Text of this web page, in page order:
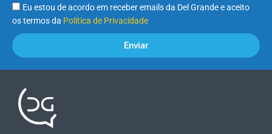
Eu estou de acordo em receber emails da Del Grande e aceito
os termos da Política de Privacidade
Enviar